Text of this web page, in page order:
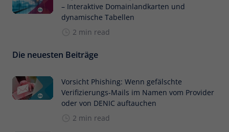
– Interaktive Domainlandkarten und
dynamische Tabellen
2 min read
Die neuesten Beiträge
Vorsicht Phishing: Wenn gefälschte
Verifizierungs-Mails im Namen vom Provider
oder von DENIC auftauchen
2 min read